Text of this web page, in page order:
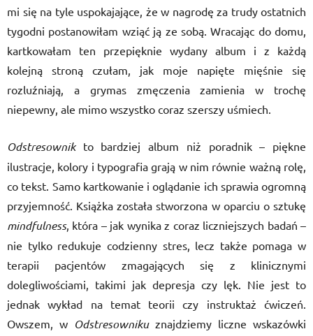
mi się na tyle uspokajające, że w nagrodę za trudy ostatnich
tygodni postanowiłam wziąć ją ze sobą. Wracając do domu,
kartkowałam ten przepięknie wydany album i z każdą
kolejną stroną czułam, jak moje napięte mięśnie się
rozluźniają, a grymas zmęczenia zamienia w trochę
niepewny, ale mimo wszystko coraz szerszy uśmiech.
Odstresownik to bardziej album niż poradnik – piękne
ilustracje, kolory i typografia grają w nim równie ważną rolę,
co tekst. Samo kartkowanie i oglądanie ich sprawia ogromną
przyjemność. Książka została stworzona w oparciu o sztukę
mindfulness, która – jak wynika z coraz liczniejszych badań –
nie tylko redukuje codzienny stres, lecz także pomaga w
terapii pacjentów zmagających się z klinicznymi
dolegliwościami, takimi jak depresja czy lęk. Nie jest to
jednak wykład na temat teorii czy instruktaż ćwiczeń.
Owszem, w Odstresowniku znajdziemy liczne wskazówki